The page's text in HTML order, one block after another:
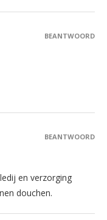
BEANTWOORD
en verzorging
douchen.
BEANTWOORD